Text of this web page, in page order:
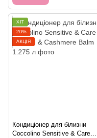
ХІТ
20%
АКЦІЯ
Кондиціонер для білизни
Coccolino Sensitive & Care